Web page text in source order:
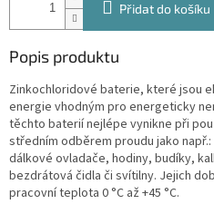
Přidat do košíku
Popis produktu
Zinkochloridové baterie, které jsou
energie vhodným pro energeticky
těchto baterií nejlépe vynikne při
středním odběrem proudu jako např.:
dálkové ovladače, hodiny, budíky,
bezdrátová čidla či svítilny. Jejich
pracovní teplota 0 °C až +45 °C.